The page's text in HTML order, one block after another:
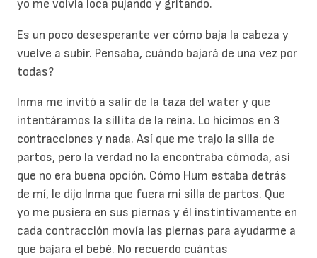
yo me volvía loca pujando y gritando.
Es un poco desesperante ver cómo baja la cabeza y
vuelve a subir. Pensaba, cuándo bajará de una vez por
todas?
Inma me invitó a salir de la taza del water y que
intentáramos la sillita de la reina. Lo hicimos en 3
contracciones y nada. Así que me trajo la silla de
partos, pero la verdad no la encontraba cómoda, así
que no era buena opción. Cómo Hum estaba detrás
de mí, le dijo Inma que fuera mi silla de partos. Que
yo me pusiera en sus piernas y él instintivamente en
cada contracción movía las piernas para ayudarme a
que bajara el bebé. No recuerdo cuántas